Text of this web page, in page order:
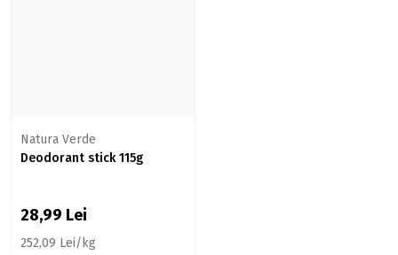
Natura Verde
Deodorant stick 115g
28,99 Lei
252,09 Lei/kg